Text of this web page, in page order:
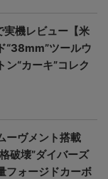
実機レビュー【米
“38mm”ツールウ
ン“カーキ”コレク
ーヴメント搭載
破壊”ダイバーズ
フォージドカーボ